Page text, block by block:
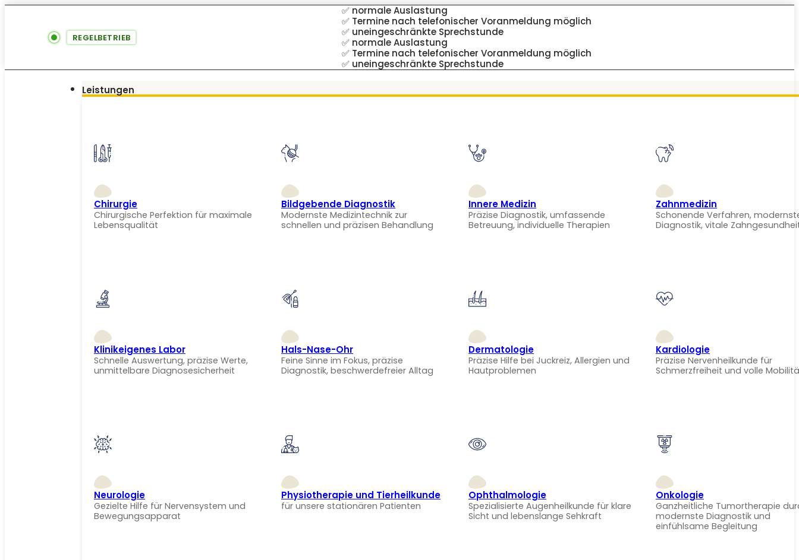
REGELBETRIEB
✅ normale Auslastung
✅ Termine nach telefonischer Voranmeldung möglich
✅ uneingeschränkte Sprechstunde
✅ normale Auslastung
✅ Termine nach telefonischer Voranmeldung möglich
✅ uneingeschränkte Sprechstunde
Leistungen
Chirurgie
Chirurgische Perfektion für maximale
Lebensqualität
Bildgebende Diagnostik
Modernste Medizintechnik zur
schnellen und präzisen Behandlung
Innere Medizin
Präzise Diagnostik, umfassende
Betreuung, individuelle Therapien
Zahnmedizin
Schonende Verfahren,
Diagnostik, vitale
Klinikeigenes Labor
Schnelle Auswertung, präzise Werte,
unmittelbare Diagnosesicherheit
Hals-Nase-Ohr
Feine Sinne im Fokus, präzise
Diagnostik, beschwerdefreier Alltag
Dermatologie
Präzise Hilfe bei Juckreiz, Allergien und
Hautproblemen
Kardiologie
Präzise Nervenheilkunde für
Schmerzfreiheit und volle
Neurologie
Gezielte Hilfe für Nervensystem und
Bewegungsapparat
Physiotherapie und Tierheilkunde
für unsere stationären Patienten
Ophthalmologie
Spezialisierte Augenheilkunde für klare
Sicht und lebenslange Sehkraft
Onkologie
Ganzheitliche Tumortherapie
modernste Diagnostik und
einfühlsame Begleitung